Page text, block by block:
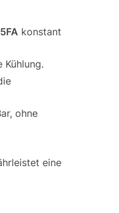
konstant
ohne
eine